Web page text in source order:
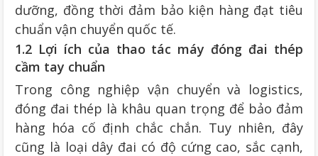
dưỡng, đồng thời đảm bảo kiện hàng đạt tiêu
chuẩn vận chuyển quốc tế.
1.2 Lợi ích của thao tác máy đóng đai thép
cầm tay chuẩn
Trong công nghiệp vận chuyển và logistics,
đóng đai thép là khâu quan trọng để bảo đảm
hàng hóa cố định chắc chắn. Tuy nhiên, đây
cũng là loại dây đai có độ cứng cao, sắc cạnh,